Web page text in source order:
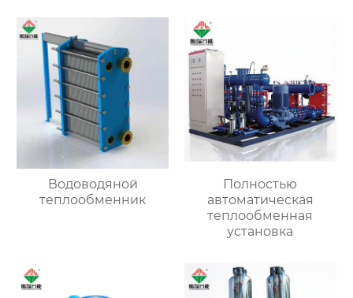
Водоводяной
теплообменник
Полностью
автоматическая
теплообменная
установка